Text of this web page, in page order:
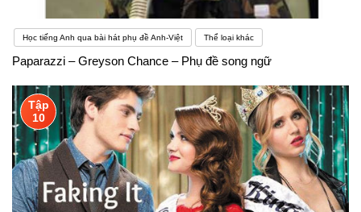
Học tiếng Anh qua bài hát phụ đề Anh-Việt Thể loại khác
Paparazzi – Greyson Chance – Phụ đề song ngữ
Tập
10